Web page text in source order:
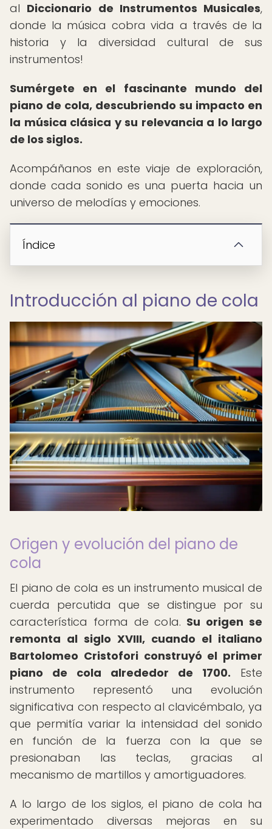
al Diccionario de Instrumentos Musicales,
donde la música cobra vida a través de la
historia y la diversidad cultural de sus
instrumentos!
Sumérgete en el fascinante mundo del
piano de cola, descubriendo su impacto en
la música clásica y su relevancia a lo largo
de los siglos.
Acompáñanos en este viaje de exploración,
donde cada sonido es una puerta hacia un
universo de melodías y emociones.
Índice
Introducción al piano de cola
Origen y evolución del piano de
cola
El piano de cola es un instrumento musical de
cuerda percutida que se distingue por su
característica forma de cola. Su origen se
remonta al siglo XVIII, cuando el italiano
Bartolomeo Cristofori construyó el primer
piano de cola alrededor de 1700. Este
instrumento representó una evolución
significativa con respecto al clavicémbalo, ya
que permitía variar la intensidad del sonido
en función de la fuerza con la que se
presionaban las teclas, gracias al
mecanismo de martillos y amortiguadores.
A lo largo de los siglos, el piano de cola ha
experimentado diversas mejoras en su